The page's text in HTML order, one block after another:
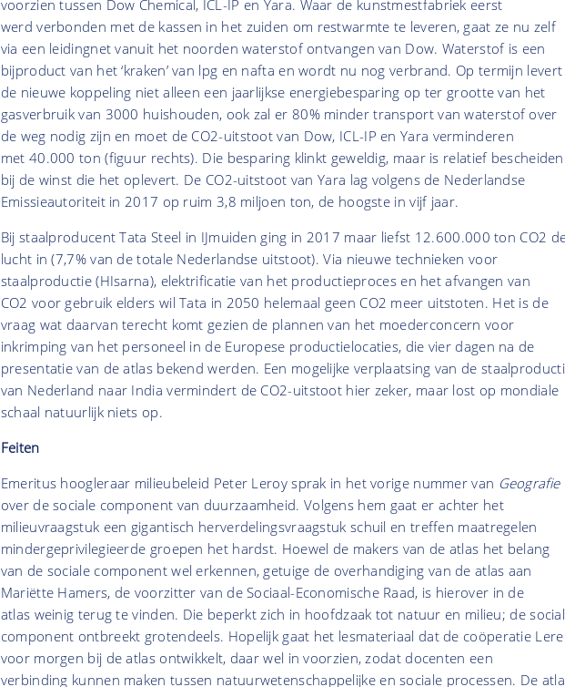
voorzien tussen Dow Chemical, ICL-IP en Yara. Waar de kunstmestfabriek eerst
werd verbonden met de kassen in het zuiden om restwarmte te leveren, gaat ze nu zelf
via een leidingnet vanuit het noorden waterstof ontvangen van Dow. Waterstof is een
bijproduct van het ‘kraken’ van lpg en nafta en wordt nu nog verbrand. Op termijn levert
de nieuwe koppeling niet alleen een jaarlijkse energiebesparing op ter grootte van het
gasverbruik van 3000 huishouden, ook zal er 80% minder transport van waterstof over
de weg nodig zijn en moet de CO2-uitstoot van Dow, ICL-IP en Yara verminderen
met 40.000 ton (figuur rechts). Die besparing klinkt geweldig, maar is relatief bescheiden
bij de winst die het oplevert. De CO2-uitstoot van Yara lag volgens de Nederlandse
Emissieautoriteit in 2017 op ruim 3,8 miljoen ton, de hoogste in vijf jaar.
Bij staalproducent Tata Steel in IJmuiden ging in 2017 maar liefst 12.600.000 ton CO2
lucht in (7,7% van de totale Nederlandse uitstoot). Via nieuwe technieken voor
staalproductie (HIsarna), elektrificatie van het productieproces en het afvangen van
CO2 voor gebruik elders wil Tata in 2050 helemaal geen CO2 meer uitstoten. Het is de
vraag wat daarvan terecht komt gezien de plannen van het moederconcern voor
inkrimping van het personeel in de Europese productielocaties, die vier dagen na de
presentatie van de atlas bekend werden. Een mogelijke verplaatsing van de
van Nederland naar India vermindert de CO2-uitstoot hier zeker, maar lost op mondiale
schaal natuurlijk niets op.
Feiten
Emeritus hoogleraar milieubeleid Peter Leroy sprak in het vorige nummer van Geografie
over de sociale component van duurzaamheid. Volgens hem gaat er achter het
milieuvraagstuk een gigantisch herverdelingsvraagstuk schuil en treffen maatregelen
mindergeprivilegieerde groepen het hardst. Hoewel de makers van de atlas het belang
van de sociale component wel erkennen, getuige de overhandiging van de atlas aan
Mariëtte Hamers, de voorzitter van de Sociaal-Economische Raad, is hierover in de
atlas weinig terug te vinden. Die beperkt zich in hoofdzaak tot natuur en milieu; de
component ontbreekt grotendeels. Hopelijk gaat het lesmateriaal dat de coöperatie
voor morgen bij de atlas ontwikkelt, daar wel in voorzien, zodat docenten een
verbinding kunnen maken tussen natuurwetenschappelijke en sociale processen. De